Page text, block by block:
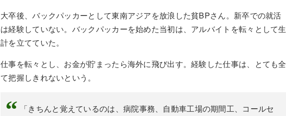
大卒後、バックパッカーとして東南アジアを放浪した貧BPさん。新卒での就活
は経験していない。バックパッカーを始めた当初は、アルバイトを転々として生
計を立てていた。
仕事を転々とし、お金が貯まったら海外に飛び出す。経験した仕事は、とても全
て把握しきれないという。
「きちんと覚えているのは、病院事務、自動車工場の期間工、コールセ